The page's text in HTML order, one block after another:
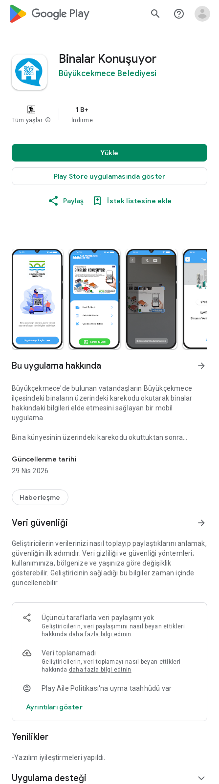
google_logo Play search help_outline
Binalar Konuşuyor
Büyükcekmece Belediyesi
Tüm yaşlar info
1 B+
İndirme
Yükle
Play Store uygulamasında göster
Paylaş İstek listesine ekle
Bu uygulama hakkında arrow_forward
Büyükçekmece'de bulunan vatandaşların Büyükçekmece
ilçesindeki binaların üzerindeki karekodu okutarak binalar
hakkındaki bilgileri elde etmesini sağlayan bir mobil
uygulama.
Bina künyesinin üzerindeki karekodu okuttuktan sonra
bilgisini, özelliklerini, muhtar bilgilerini ve diğer bilgileri
edinebilirsiniz.
Güncellenme tarihi
29 Nis 2026
Haberleşme
Veri güvenliği arrow_forward
Geliştiricilerin verilerinizi nasıl toplayıp paylaştıklarını anlamak,
güvenliğin ilk adımıdır. Veri gizliliği ve güvenliği yöntemleri;
kullanımınıza, bölgenize ve yaşınıza göre değişiklik
gösterebilir. Geliştiricinin sağladığı bu bilgiler zaman içinde
güncellenebilir.
Üçüncü taraflarla veri paylaşımı yok
Geliştiricilerin, veri paylaşımını nasıl beyan ettikleri
hakkında daha fazla bilgi edinin
Veri toplanamadı
Geliştiricilerin, veri toplamayı nasıl beyan ettikleri
hakkında daha fazla bilgi edinin
Play Aile Politikası'na uyma taahhüdü var
Ayrıntıları göster
Yenilikler
-Yazılım iyileştirmeleri yapıldı.
Uygulama desteği expand_more